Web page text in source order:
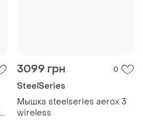
3099 грн 0
SteelSeries
Мышка steelseries aerox 3
wireless